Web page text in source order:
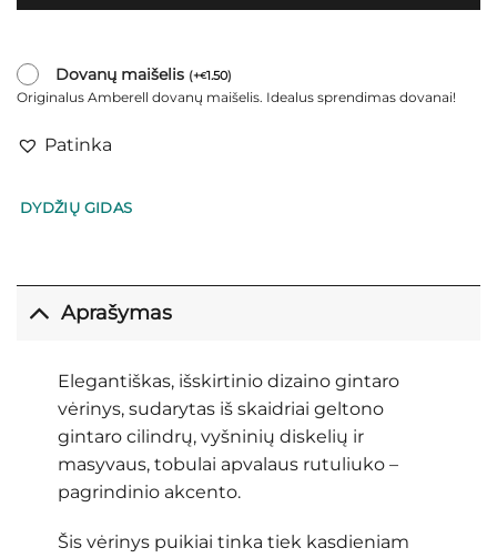
Dovanų maišelis (+€1.50)
Originalus Amberell dovanų maišelis. Idealus sprendimas dovanai!
Patinka
DYDŽIŲ GIDAS
Aprašymas
Elegantiškas, išskirtinio dizaino gintaro
vėrinys, sudarytas iš skaidriai geltono
gintaro cilindrų, vyšninių diskelių ir
masyvaus, tobulai apvalaus rutuliuko –
pagrindinio akcento.
Šis vėrinys puikiai tinka tiek kasdieniam